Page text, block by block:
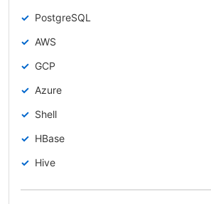
PostgreSQL
AWS
GCP
Azure
Shell
HBase
Hive